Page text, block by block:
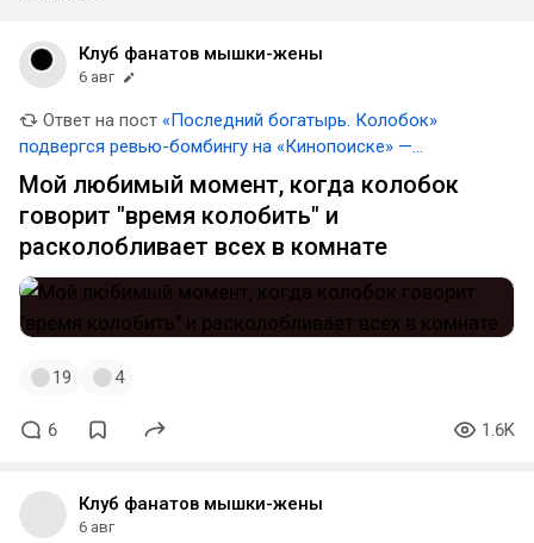
Клуб фанатов мышки-жены
6 авг
Ответ на пост «Последний богатырь. Колобок»
подвергся ревью-бомбингу на «Кинопоиске» —
пользователи выставили фильму много негативных
оценок ещё до первых сеансов
Мой любимый момент, когда колобок
говорит "время колобить" и
расколобливает всех в комнате
19 4
6 1.6K
Клуб фанатов мышки-жены
6 авг